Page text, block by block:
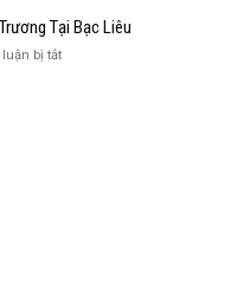
Bạc
Liêu
Khai
Tại Bạc Liêu
bị tắtở